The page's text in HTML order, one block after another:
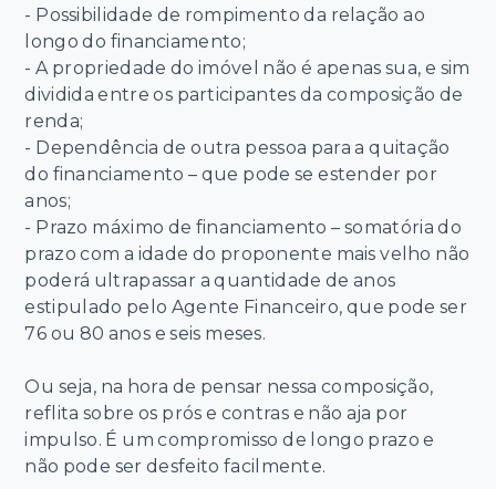
- Possibilidade de rompimento da relação ao
longo do financiamento;
- A propriedade do imóvel não é apenas sua, e sim
dividida entre os participantes da composição de
renda;
- Dependência de outra pessoa para a quitação
do financiamento – que pode se estender por
anos;
- Prazo máximo de financiamento – somatória do
prazo com a idade do proponente mais velho não
poderá ultrapassar a quantidade de anos
estipulado pelo Agente Financeiro, que pode ser
76 ou 80 anos e seis meses.
Ou seja, na hora de pensar nessa composição,
reflita sobre os prós e contras e não aja por
impulso. É um compromisso de longo prazo e
não pode ser desfeito facilmente.